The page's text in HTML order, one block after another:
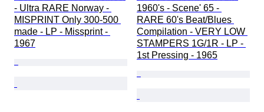
- Ultra RARE Norway -
MISPRINT Only 300-500
made - LP - Missprint -
1967
1960's - Scene' 65 -
RARE 60's Beat/Blues
Compilation - VERY LOW
STAMPERS 1G/1R - LP -
1st Pressing - 1965